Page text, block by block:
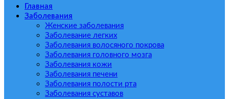
Главная
Заболевания
Женские заболевания
Заболевание легких
Заболевания волосяного покрова
Заболевания головного мозга
Заболевания кожи
Заболевания печени
Заболевания полости рта
Заболевания суставов